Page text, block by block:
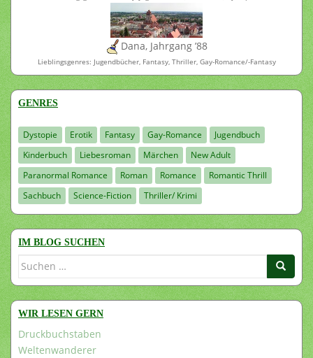
Dana, Jahrgang ’88
Lieblingsgenres: Jugendbücher, Fantasy, Thriller, Gay-Romance/-Fantasy
GENRES
Dystopie Erotik Fantasy Gay-Romance
Jugendbuch
Kinderbuch
Liebesroman Märchen
New Adult
Paranormal Romance
Roman Romance
Romantic Thrill
Sachbuch
Science-Fiction Thriller/ Krimi
IM BLOG SUCHEN
Suchen
WIR LESEN GERN
Druckbuchstaben
Weltenwanderer